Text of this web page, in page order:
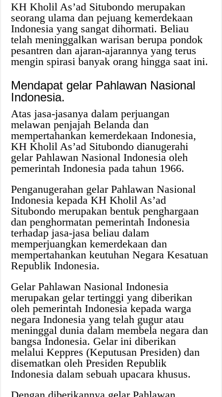
KH Kholil As’ad Situbondo merupakan
seorang ulama dan pejuang kemerdekaan
Indonesia yang sangat dihormati. Beliau
telah meninggalkan warisan berupa pondok
pesantren dan ajaran-ajarannya yang terus
mengin spirasi banyak orang hingga saat ini.
Mendapat gelar Pahlawan Nasional
Indonesia.
Atas jasa-jasanya dalam perjuangan
melawan penjajah Belanda dan
mempertahankan kemerdekaan Indonesia,
KH Kholil As’ad Situbondo dianugerahi
gelar Pahlawan Nasional Indonesia oleh
pemerintah Indonesia pada tahun 1966.
Penganugerahan gelar Pahlawan Nasional
Indonesia kepada KH Kholil As’ad
Situbondo merupakan bentuk penghargaan
dan penghormatan pemerintah Indonesia
terhadap jasa-jasa beliau dalam
memperjuangkan kemerdekaan dan
mempertahankan keutuhan Negara Kesatuan
Republik Indonesia.
Gelar Pahlawan Nasional Indonesia
merupakan gelar tertinggi yang diberikan
oleh pemerintah Indonesia kepada warga
negara Indonesia yang telah gugur atau
meninggal dunia dalam membela negara dan
bangsa Indonesia. Gelar ini diberikan
melalui Keppres (Keputusan Presiden) dan
disematkan oleh Presiden Republik
Indonesia dalam sebuah upacara khusus.